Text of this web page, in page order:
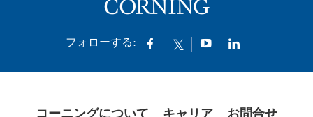
フォローする:
コーニングについて キャリア お問合せ